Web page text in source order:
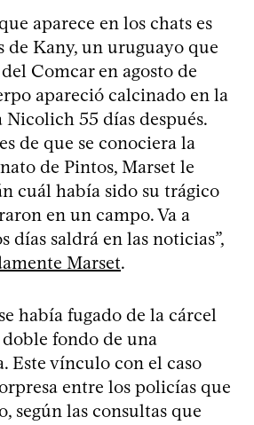
aparece en los chats es
de Kany, un uruguayo que
Comcar en agosto de
apareció calcinado en la
55 días después.
de que se conociera la
de Pintos, Marset le
cuál había sido su trágico
en un campo. Va a
días saldrá en las noticias”,
Marset.
había fugado de la cárcel
fondo de una
Este vínculo con el caso
entre los policías que
según las consultas que